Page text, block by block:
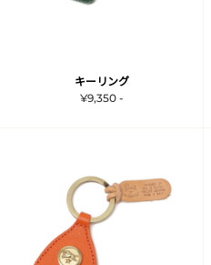
キーリング
¥9,350 -